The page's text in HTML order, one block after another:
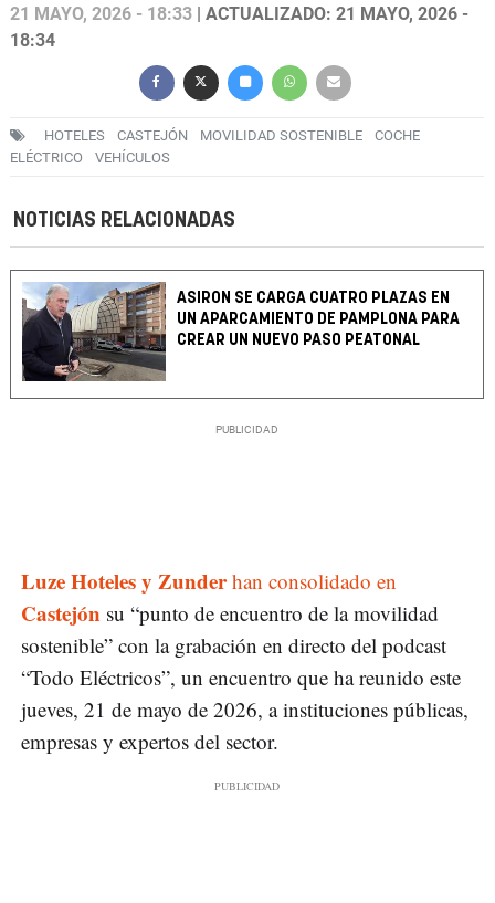
21 MAYO, 2026 - 18:33 | ACTUALIZADO: 21 MAYO, 2026 -
18:34
HOTELES CASTEJÓN MOVILIDAD SOSTENIBLE
COCHE
ELÉCTRICO
VEHÍCULOS
NOTICIAS RELACIONADAS
ASIRON SE CARGA CUATRO PLAZAS EN
UN APARCAMIENTO DE PAMPLONA PARA
CREAR UN NUEVO PASO PEATONAL
Luze Hoteles y Zunderhan consolidado en
Castejón su “punto de encuentro de la movilidad
sostenible” con la grabación en directo del podcast
“Todo Eléctricos”, un encuentro que ha reunido este
jueves, 21 de mayo de 2026, a instituciones públicas,
empresas y expertos del sector.